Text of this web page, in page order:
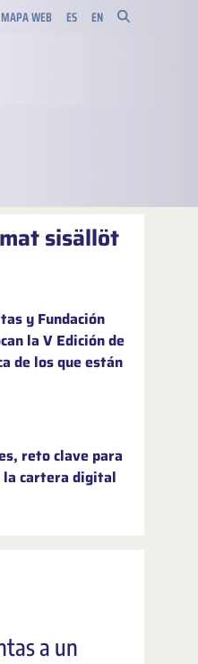
MAPA WEB ES EN
sisällöt
y Fundación
la V Edición de
de los que están
reto clave para
la cartera digital
a un